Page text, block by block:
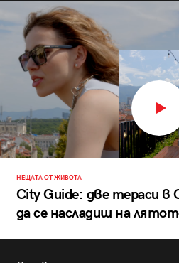
НЕЩАТА ОТ ЖИВОТА
City Guide: две тераси
да се насладиш на